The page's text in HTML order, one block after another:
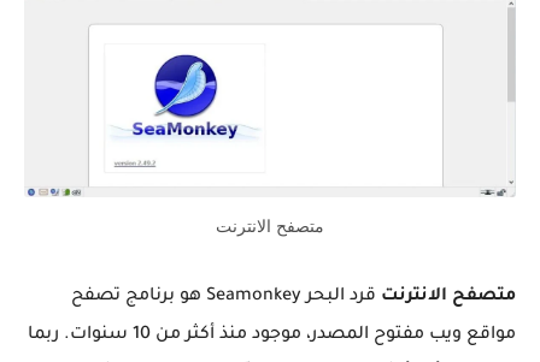
متصفح الانترنت
متصفح الانترنت
قرد البحر Seamonkey هو برنامج تصفح
مواقع ويب مفتوح المصدر، موجود منذ أكثر من 10 سنوات. ربما